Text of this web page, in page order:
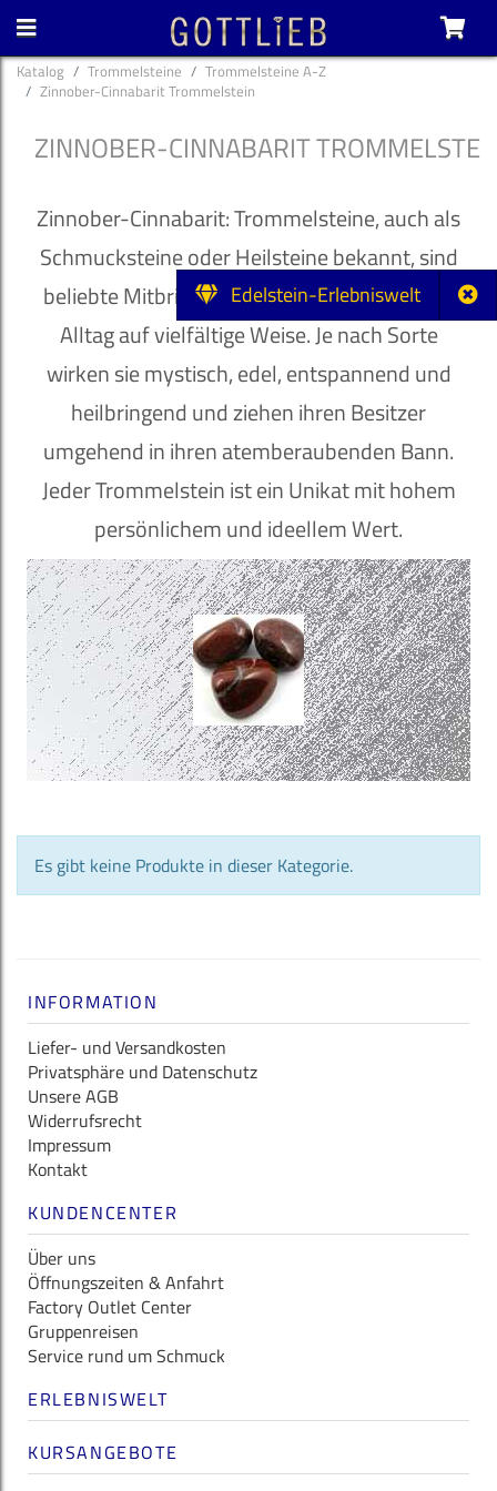
Edelstein-Erlebniswelt
Katalog Trommelsteine
Trommelsteine A-Z
Zinnober-Cinnabarit Trommelstein
ZINNOBER-CINNABARIT
Zinnober-Cinnabarit: Trommelsteine, auch als
Schmucksteine oder Heilsteine bekannt, sind
beliebte Mitbringsel und bereichern unseren
Alltag auf vielfältige Weise. Je nach Sorte
wirken sie mystisch, edel, entspannend und
heilbringend und ziehen ihren Besitzer
umgehend in ihren atemberaubenden Bann.
Jeder Trommelstein ist ein Unikat mit hohem
persönlichem und ideellem Wert.
Es gibt keine Produkte in dieser Kategorie.
INFORMATION
Liefer- und Versandkosten
Privatsphäre und Datenschutz
Unsere AGB
Widerrufsrecht
Impressum
Kontakt
KUNDENCENTER
Über uns
Öffnungszeiten & Anfahrt
Factory Outlet Center
Gruppenreisen
Service rund um Schmuck
ERLEBNISWELT
KURSANGEBOTE